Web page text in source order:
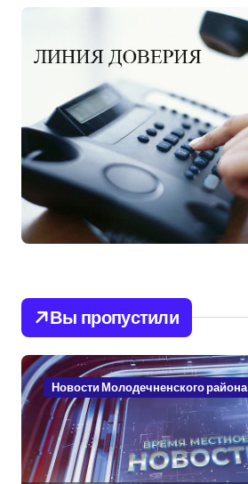
Вы пропустили
Новости Молодечненского района